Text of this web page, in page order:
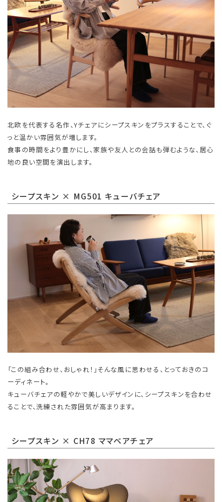
北欧を代表する名作、Yチェアにシープスキンをプラスすることで、ぐ
っと温かい雰囲気が増します。
食事の時間をより豊かにし、家族や友人との会話も弾むような、居心
地の良い空間を演出します。
シープスキン × MG501 キューバチェア
「この組み合わせ、おしゃれ！」そんな風に思わせる、とっておきのコ
ーディネート。
キューバチェアの軽やかで美しいデザインに、シープスキンを合わせ
ることで、洗練された雰囲気が高まります。
シープスキン × CH78 ママベアチェア